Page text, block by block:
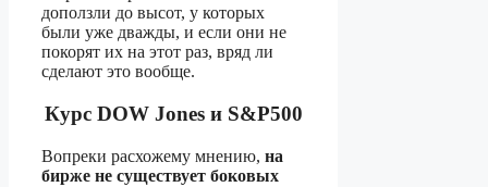
доползли до высот, у которых
были уже дважды, и если они не
покорят их на этот раз, вряд ли
сделают это вообще.
Курс DOW Jones и S&P500
Вопреки расхожему мнению, на
бирже не существует боковых